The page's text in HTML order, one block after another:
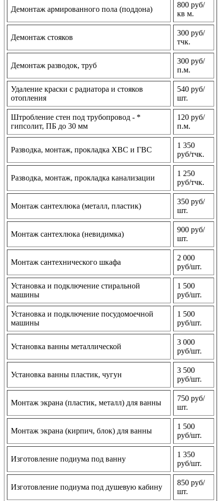
Демонтаж армированного пола (поддона)
800 руб/
кв м.
Демонтаж стояков
300 руб/
тчк.
Демонтаж разводок, труб
300 руб/
п.м.
Удаление краски с радиатора и стояков
отопления
540 руб/
шт.
Штробление стен под трубопровод - *
гипсолит, ПБ до 30 мм
120 руб/
п.м.
Разводка, монтаж, прокладка ХВС и ГВС
1 350
руб/тчк.
Разводка, монтаж, прокладка канализации
1 250
руб/тчк.
Монтаж сантехлюка (металл, пластик)
350 руб/
шт.
Монтаж сантехлюка (невидимка)
900 руб/
шт.
Монтаж сантехнического шкафа
2 000
руб/шт.
Установка и подключение стиральной
машины
1 500
руб/шт.
Установка и подключение посудомоечной
машины
1 500
руб/шт.
Установка ванны металлической
3 000
руб/шт.
Установка ванны пластик, чугун
3 500
руб/шт.
Монтаж экрана (пластик, металл) для ванны
750 руб/
шт.
Монтаж экрана (кирпич, блок) для ванны
1 500
руб/шт.
Изготовление подиума под ванну
1 350
руб/шт.
Изготовление подиума под душевую кабину
850 руб/
шт.